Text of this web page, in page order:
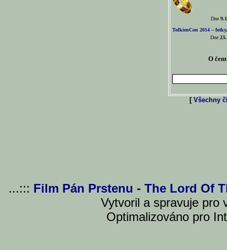
Dne
TolkienCon 2014 –
Dne
O
[ Všechny
...::: Film Pán Prstenu - The Lord Of
Vytvoril a spravuje pro
Optimalizováno pro